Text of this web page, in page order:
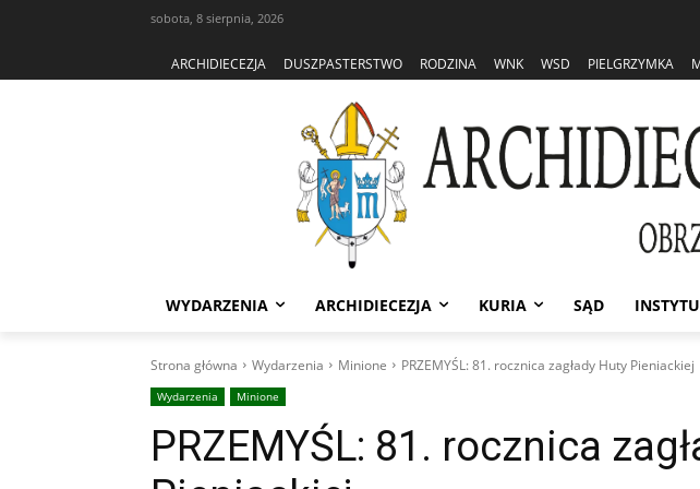
sobota, 8 sierpnia, 2026
ARCHIDIECEZJA DUSZPASTERSTWO RODZINA WNK WSD PIELGRZYMKA
WYDARZENIA ARCHIDIECEZJA KURIA SĄD
Strona główna Wydarzenia Minione PRZEMYŚL: 81. rocznica zagłady Huty Pieniackiej
Wydarzenia Minione
PRZEMYŚL: 81. rocznica